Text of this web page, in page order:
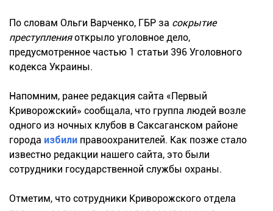
По словам Ольги Варченко, ГБР за сокрытие
преступленияоткрыло уголовное дело,
предусмотренное частью 1 статьи 396 Уголовного
кодекса Украины.
Напомним, ранее редакция сайта «Первый
Криворожский» сообщала, что группа людей возле
одного из ночных клубов в Саксаганском районе
города избили правоохранителей. Как позже стало
известно редакции нашего сайта, это были
сотрудники государственной службы охраны.
Отметим, что сотрудники Криворожского отдела